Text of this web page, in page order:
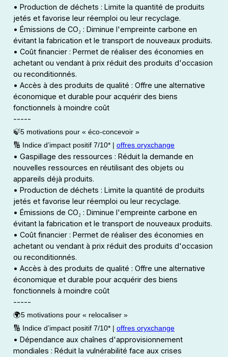
• Production de déchets : Limite la quantité de produits
jetés et favorise leur réemploi ou leur recyclage.
• Émissions de CO₂ : Diminue l'empreinte carbone en
évitant la fabrication et le transport de nouveaux produits.
• Coût financier : Permet de réaliser des économies en
achetant ou vendant à prix réduit des produits d'occasion
ou reconditionnés.
• Accès à des produits de qualité : Offre une alternative
économique et durable pour acquérir des biens
fonctionnels à moindre coût
-----
🍃5 motivations pour « éco-concevoir »
🔢 Indice d’impact positif 7/10* | offres oryxchange
• Gaspillage des ressources : Réduit la demande en
nouvelles ressources en réutilisant des objets ou
appareils déjà produits.
• Production de déchets : Limite la quantité de produits
jetés et favorise leur réemploi ou leur recyclage.
• Émissions de CO₂ : Diminue l'empreinte carbone en
évitant la fabrication et le transport de nouveaux produits.
• Coût financier : Permet de réaliser des économies en
achetant ou vendant à prix réduit des produits d'occasion
ou reconditionnés.
• Accès à des produits de qualité : Offre une alternative
économique et durable pour acquérir des biens
fonctionnels à moindre coût
-----
🌍5 motivations pour « relocaliser »
🔢 Indice d’impact positif 7/10* | offres oryxchange
• Dépendance aux chaînes d'approvisionnement
mondiales : Réduit la vulnérabilité face aux crises